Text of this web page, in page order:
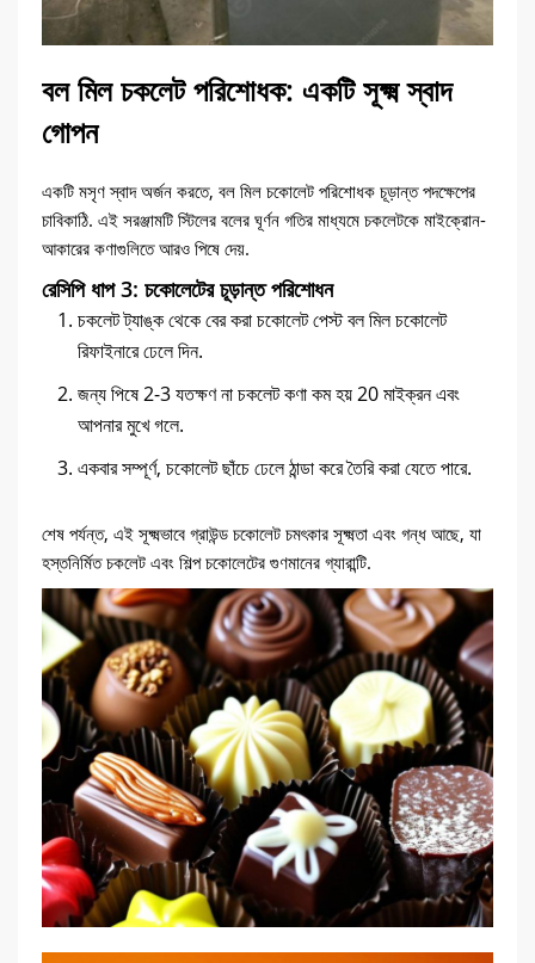
বল মিল চকলেট পরিশোধক: একটি সূক্ষ্ম স্বাদ
গোপন
একটি মসৃণ স্বাদ অর্জন করতে, বল মিল চকোলেট পরিশোধক চূড়ান্ত পদক্ষেপের
চাবিকাঠি. এই সরঞ্জামটি স্টিলের বলের ঘূর্ণন গতির মাধ্যমে চকলেটকে মাইক্রোন-
আকারের কণাগুলিতে আরও পিষে দেয়.
রেসিপি ধাপ 3: চকোলেটের চূড়ান্ত পরিশোধন
চকলেট ট্যাঙ্ক থেকে বের করা চকোলেট পেস্ট বল মিল চকোলেট
রিফাইনারে ঢেলে দিন.
জন্য পিষে 2-3 যতক্ষণ না চকলেট কণা কম হয় 20 মাইক্রন এবং
আপনার মুখে গলে.
একবার সম্পূর্ণ, চকোলেট ছাঁচে ঢেলে ঠান্ডা করে তৈরি করা যেতে পারে.
শেষ পর্যন্ত, এই সূক্ষ্মভাবে গ্রাউন্ড চকোলেট চমৎকার সূক্ষ্মতা এবং গন্ধ আছে, যা
হস্তনির্মিত চকলেট এবং শিল্প চকোলেটের গুণমানের গ্যারান্টি.